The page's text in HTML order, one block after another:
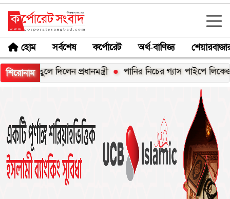
হোম সর্বশেষ কর্পোরেট অর্থ-বাণিজ্য
শিরোনাম
দিলেন প্রধানমন্ত্রী পানির নিচের গ্যাস পাইপে লিকেজ,